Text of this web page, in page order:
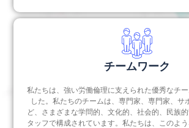
チームワーク
私たちは、強い労働倫理に支えられた優秀なチ
した。私たちのチームは、専門家、専門家、サ
ど、さまざまな学問的、文化的、社会的、民族
タッフで構成されています。私たちは、このよ